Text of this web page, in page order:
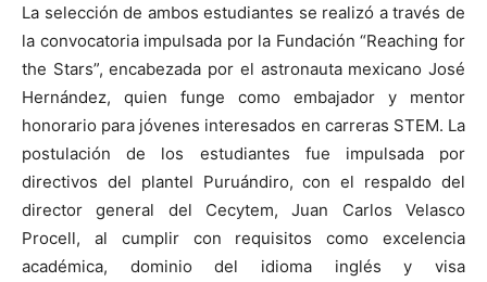
La selección de ambos estudiantes se realizó a través de
la convocatoria impulsada por la Fundación “Reaching for
the Stars”, encabezada por el astronauta mexicano José
Hernández, quien funge como embajador y mentor
honorario para jóvenes interesados en carreras STEM. La
postulación de los estudiantes fue impulsada por
directivos del plantel Puruándiro, con el respaldo del
director general del Cecytem, Juan Carlos Velasco
Procell, al cumplir con requisitos como excelencia
académica, dominio del idioma inglés y visa